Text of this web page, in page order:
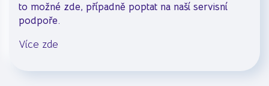
to možné zde, případně poptat na naší servisní
podpoře.
Více zde